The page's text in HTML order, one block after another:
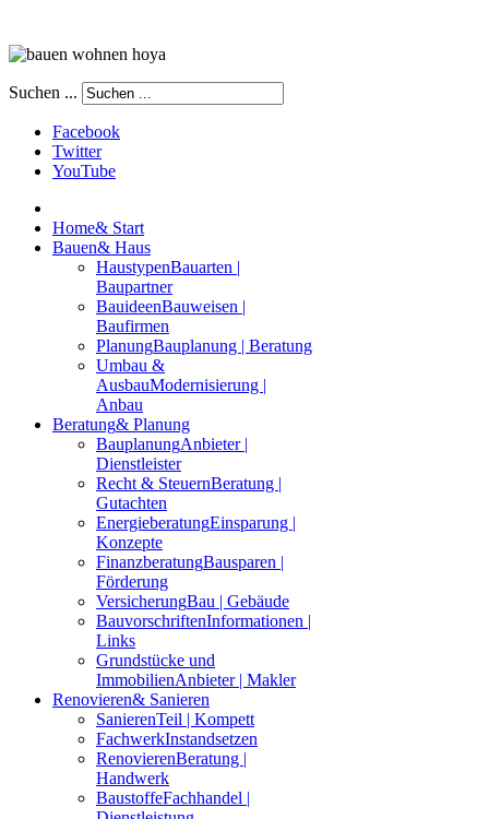
Suchen ...
Facebook
Twitter
YouTube
Home& Start
Bauen& Haus
HaustypenBauarten |
Baupartner
BauideenBauweisen |
Baufirmen
PlanungBauplanung | Beratung
Umbau &
AusbauModernisierung |
Anbau
Beratung& Planung
BauplanungAnbieter |
Dienstleister
Recht & SteuernBeratung |
Gutachten
EnergieberatungEinsparung |
Konzepte
FinanzberatungBausparen |
Förderung
VersicherungBau | Gebäude
BauvorschriftenInformationen |
Links
Grundstücke und
ImmobilienAnbieter | Makler
Renovieren& Sanieren
SanierenTeil | Kompett
FachwerkInstandsetzen
RenovierenBeratung |
Handwerk
BaustoffeFachhandel |